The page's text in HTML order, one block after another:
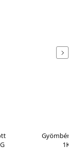
Gyömbér
1KG
Next